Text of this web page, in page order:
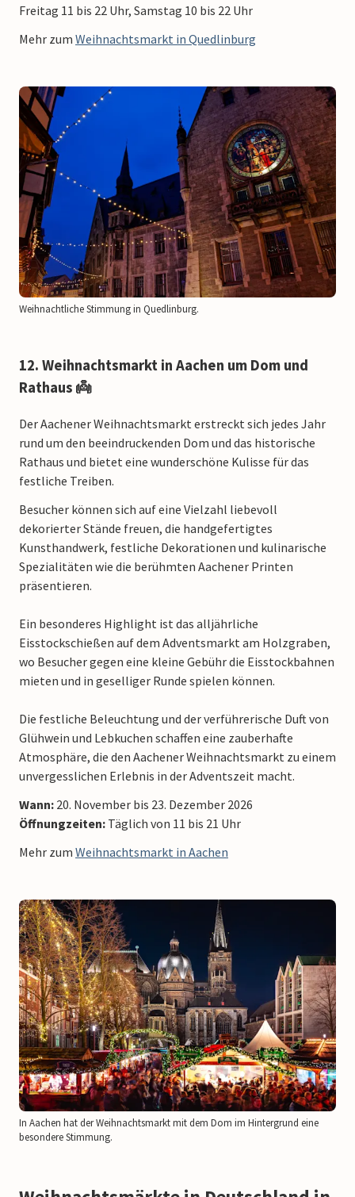
Freitag 11 bis 22 Uhr, Samstag 10 bis 22 Uhr
Mehr zum Weihnachtsmarkt in Quedlinburg
Weihnachtliche Stimmung in Quedlinburg.
12. Weihnachtsmarkt in Aachen um Dom und
Rathaus 👼
Der Aachener Weihnachtsmarkt erstreckt sich jedes Jahr
rund um den beeindruckenden Dom und das historische
Rathaus und bietet eine wunderschöne Kulisse für das
festliche Treiben.
Besucher können sich auf eine Vielzahl liebevoll
dekorierter Stände freuen, die handgefertigtes
Kunsthandwerk, festliche Dekorationen und kulinarische
Spezialitäten wie die berühmten Aachener Printen
präsentieren.
Ein besonderes Highlight ist das alljährliche
Eisstockschießen auf dem Adventsmarkt am Holzgraben,
wo Besucher gegen eine kleine Gebühr die Eisstockbahnen
mieten und in geselliger Runde spielen können.
Die festliche Beleuchtung und der verführerische Duft von
Glühwein und Lebkuchen schaffen eine zauberhafte
Atmosphäre, die den Aachener Weihnachtsmarkt zu einem
unvergesslichen Erlebnis in der Adventszeit macht.
Wann: 20. November bis 23. Dezember 2026
Öffnungzeiten: Täglich von 11 bis 21 Uhr
Mehr zum Weihnachtsmarkt in Aachen
In Aachen hat der Weihnachtsmarkt mit dem Dom im Hintergrund eine
besondere Stimmung.